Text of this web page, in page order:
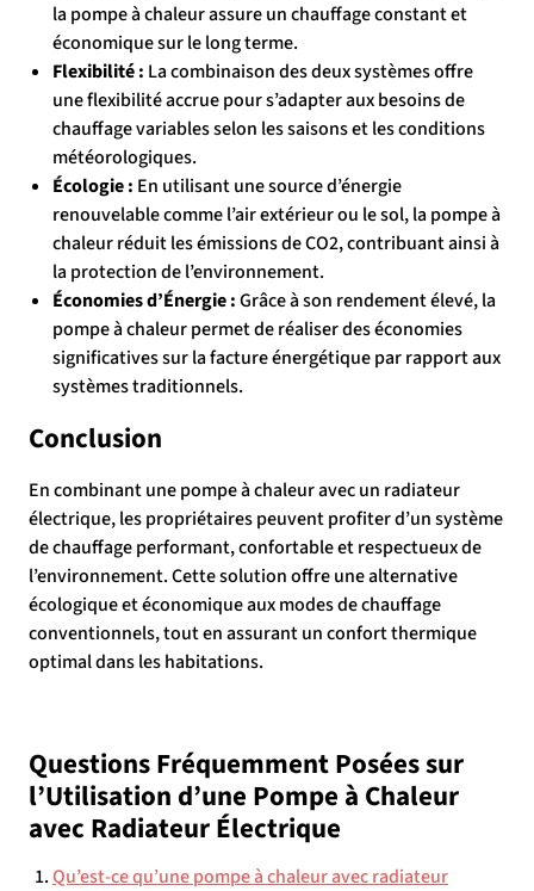
la pompe à chaleur assure un chauffage constant et
économique sur le long terme.
Flexibilité : La combinaison des deux systèmes offre
une flexibilité accrue pour s’adapter aux besoins de
chauffage variables selon les saisons et les conditions
météorologiques.
Écologie : En utilisant une source d’énergie
renouvelable comme l’air extérieur ou le sol, la pompe à
chaleur réduit les émissions de CO2, contribuant ainsi à
la protection de l’environnement.
Économies d’Énergie :Grâce à son rendement élevé, la
pompe à chaleur permet de réaliser des économies
significatives sur la facture énergétique par rapport aux
systèmes traditionnels.
Conclusion
En combinant une pompe à chaleur avec un radiateur
électrique, les propriétaires peuvent profiter d’un système
de chauffage performant, confortable et respectueux de
l’environnement. Cette solution offre une alternative
écologique et économique aux modes de chauffage
conventionnels, tout en assurant un confort thermique
optimal dans les habitations.
Questions Fréquemment Posées sur
l’Utilisation d’une Pompe à Chaleur
avec Radiateur Électrique
Qu’est-ce qu’une pompe à chaleur avec radiateur